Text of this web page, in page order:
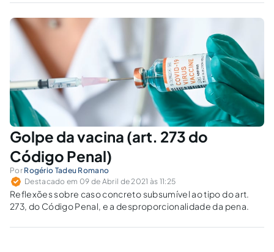
sem o aval da Agência Nacional de Vigilância
Sanitária. Foram 317 votos a favor e 120 contra.
E agora?
Golpe da vacina (art. 273 do
Código Penal)
Por Rogério Tadeu Romano
Destacado em 09 de Abril de 2021 às 11:25
Reflexões sobre caso concreto subsumível ao tipo do art.
273, do Código Penal, e a desproporcionalidade da pena.